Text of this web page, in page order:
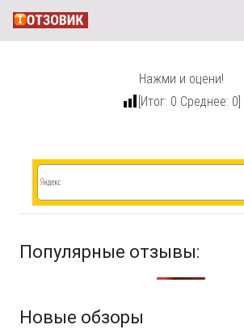
Нажми и оцени!
[Итог: 0 Среднее: 0]
Популярные отзывы:
Новые обзоры